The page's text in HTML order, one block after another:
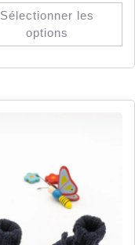
Sélectionner les
options